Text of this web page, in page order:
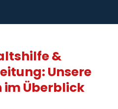
&
Unsere
im Überblick